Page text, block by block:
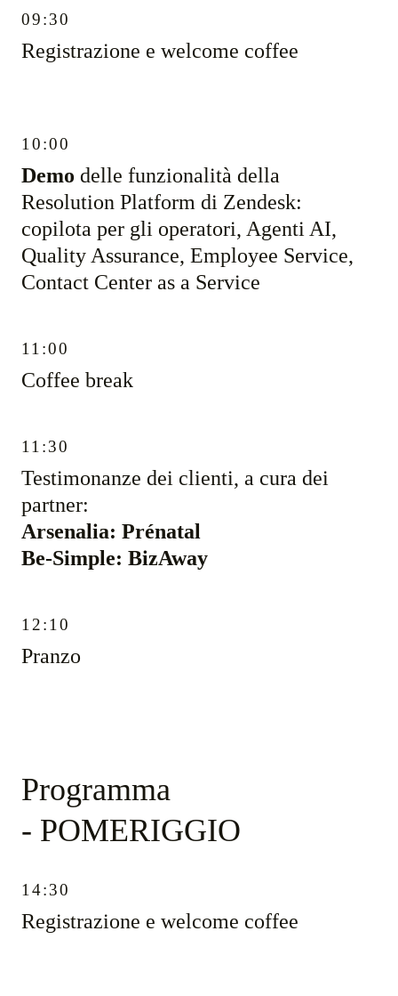
09:30
Registrazione e welcome coffee
10:00
Demo delle funzionalità della
Resolution Platform di Zendesk:
copilota per gli operatori, Agenti AI,
Quality Assurance, Employee Service,
Contact Center as a Service
11:00
Coffee break
11:30
Testimonanze dei clienti, a cura dei
partner:
Arsenalia: Prénatal
Be-Simple: BizAway
12:10
Pranzo
Programma
- POMERIGGIO
14:30
Registrazione e welcome coffee